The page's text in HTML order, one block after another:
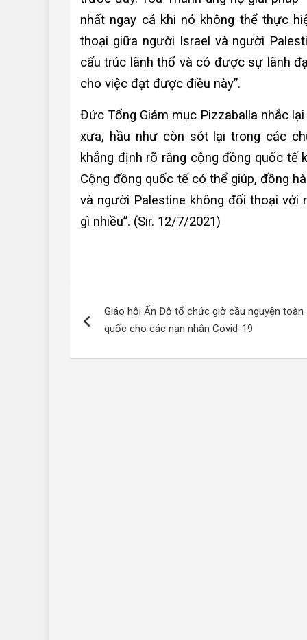
nhất ngay cả khi nó không thể thực
thoại giữa người Israel và người
cấu trúc lãnh thổ và có được sự lãnh
cho việc đạt được điều này”.
Đức Tổng Giám mục Pizzaballa nhắc
xưa, hầu như còn sót lại trong các
khẳng định rõ rằng cộng đồng quốc tế
Cộng đồng quốc tế có thể giúp, đồng
và người Palestine không đối thoại
gì nhiều”. (Sir. 12/7/2021)
hướng
bài
Giáo hội Ấn Độ tổ chức giờ cầu nguyện toàn
quốc cho các nạn nhân Covid-19